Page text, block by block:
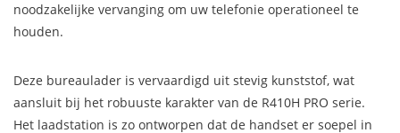
noodzakelijke vervanging om uw telefonie operationeel te
houden.
Deze bureaulader is vervaardigd uit stevig kunststof, wat
aansluit bij het robuuste karakter van de R410H PRO serie.
Het laadstation is zo ontworpen dat de handset er soepel in